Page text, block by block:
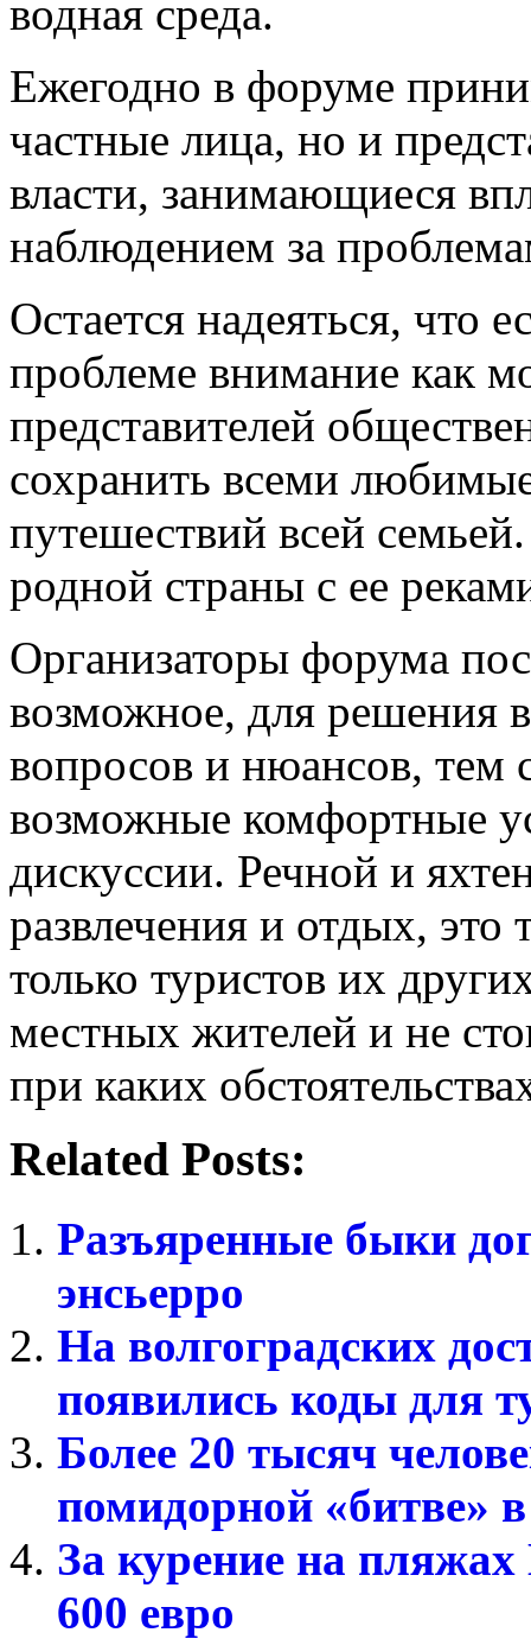
водная среда.
Ежегодно в форуме
частные лица, но и
власти, занимающиеся
наблюдением за
Остается надеяться, что
проблеме внимание как
представителей
сохранить всеми
путешествий всей
родной страны с ее
Организаторы форума
возможное, для решения
вопросов и нюансов, тем
возможные комфортные
дискуссии. Речной и
развлечения и отдых, это
только туристов их
местных жителей и не
при каких
Related Posts:
Разъяренные быки
энсьерро
На волгоградских
появились коды для
Более 20 тысяч
помидорной «битве»
За курение на
600 евро